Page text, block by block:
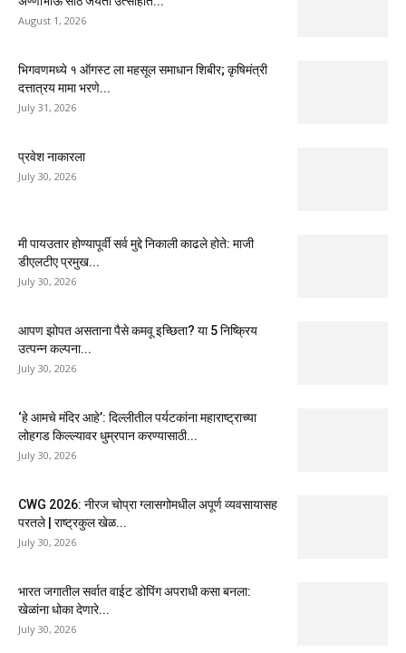
August 1, 2026
भिगवणमध्ये १ ऑगस्ट ला महसूल समाधान शिबीर; कृषिमंत्री
दत्तात्रय मामा भरणे...
July 31, 2026
प्रवेश नाकारला
July 30, 2026
मी पायउतार होण्यापूर्वी सर्व मुद्दे निकाली काढले होते: माजी
डीएलटीए प्रमुख...
July 30, 2026
आपण झोपत असताना पैसे कमवू इच्छिता? या 5 निष्क्रिय
उत्पन्न कल्पना...
July 30, 2026
‘हे आमचे मंदिर आहे’: दिल्लीतील पर्यटकांना महाराष्ट्राच्या
लोहगड किल्ल्यावर धुम्रपान करण्यासाठी...
July 30, 2026
CWG 2026: नीरज चोप्रा ग्लासगोमधील अपूर्ण व्यवसायासह
परतले | राष्ट्रकुल खेळ...
July 30, 2026
भारत जगातील सर्वात वाईट डोपिंग अपराधी कसा बनला:
खेळांना धोका देणारे...
July 30, 2026